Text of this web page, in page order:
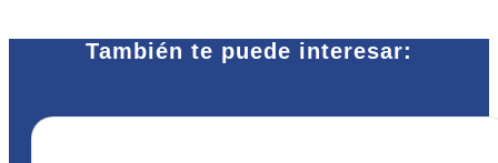
También te puede interesar: